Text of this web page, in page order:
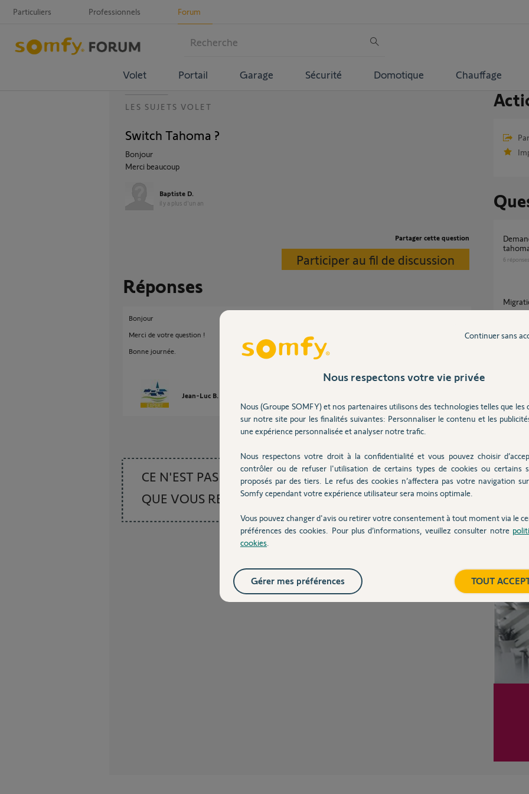
Particuliers Professionnels Forum
Volet Portail Garage Sécurité Domotique Chauffage
LES SUJETS VOLET
Switch Tahoma ?
Bonjour
Merci beaucoup
Baptiste D.
il y a plus d'un an
Partager cette question
Participer au fil de discussion
Réponses
Bonjour
Merci de votre question !
Bonne journée.
Jean-Luc B.
CE N'EST PAS CE
QUE VOUS RECHERCHEZ
Posez votre question
Demande transfert clé IO tahoma Box vers
6 réponses
3réponses
Nous respectons votre vie privée
Nous (Groupe SOMFY) et nos partenaires utilisons des technologies telles que les
sur notre site pour les finalités suivantes: Personnaliser le contenu et les
une expérience personnalisée et analyser notre trafic.
Nous respectons votre droit à la confidentialité et vous pouvez choisir
contrôler ou de refuser l'utilisation de certains types de cookies ou certains
proposés par des tiers. Le refus des cookies n’affectera pas votre navigation
Somfy cependant votre expérience utilisateur sera moins optimale.
Vous pouvez changer d'avis ou retirer votre consentement à tout moment via le
préférences des cookies. Pour plus d’informations, veuillez consulter notre
cookies
Continuer sans
TOUT
Gérer mes préférences